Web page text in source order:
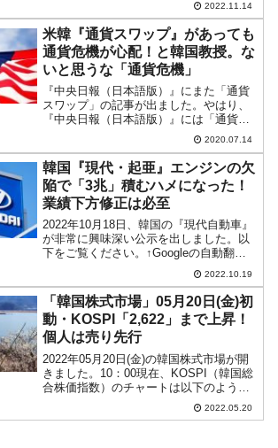
『Investing.com』より引用）。アゲて始
まりました。陽線ですが、上ヒゲが出て
いま...
2022.11.14
米韓『通貨スワップ』があっても
通貨危機が心配！と韓国教授。な
いと思うな「通貨危機」
『中央日報（日本語版）』にまた「通貨
スワップ」の記事が出ました。やはり、
『中央日報（日本語版）』には「通貨ス
ワップ」について書くのが好きな記者が
いらっしゃるのでしょうね。筆者(バカ)の
カウントが正しければ、これで2020年に
入ってから74回...
2020.07.14
韓国『現代・起亜』エンジンの欠
陥で「3兆」積むハメになった！
業績下方修正は必至
2022年10月18日、韓国の『現代自動車』
が非常に興味深い公示を出しました。以
下をご覧ください。↑Googleの自動翻訳
なので日本語がヘンなところがあります
がご寛恕ください。2022年第3四半期の
品質コスト当社は、2022年第3四半期の
経...
2022.10.19
「韓国株式市場」05月20日(金)初
動・KOSPI「2,622」まで上昇！
個人は売り先行
2022年05月20日(金)の韓国株式市場が開
きました。10：00現在、KOSPI（韓国総
合株価指数）のチャートは以下のように
『Investing.com』より引用）。上げまし
2022.05.20